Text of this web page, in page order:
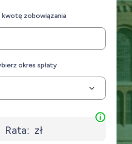
kwotę zobowiązania
okres spłaty
Rata: zł